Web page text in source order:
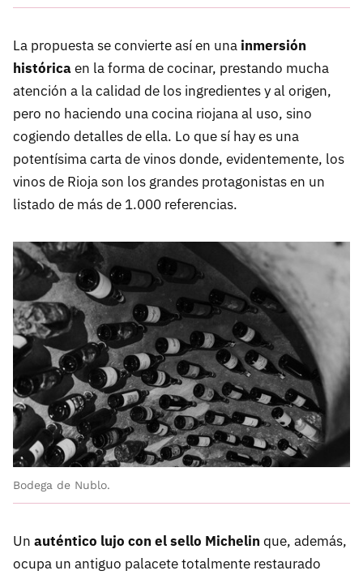
La propuesta se convierte así en una inmersión
históricaen la forma de cocinar, prestando mucha
atención a la calidad de los ingredientes y al origen,
pero no haciendo una cocina riojana al uso, sino
cogiendo detalles de ella. Lo que sí hay es una
potentísima carta de vinos donde, evidentemente, los
vinos de Rioja son los grandes protagonistas en un
listado de más de 1.000 referencias.
Bodega de Nublo.
Un auténtico lujo con el sello Michelin que, además,
ocupa un antiguo palacete totalmente restaurado